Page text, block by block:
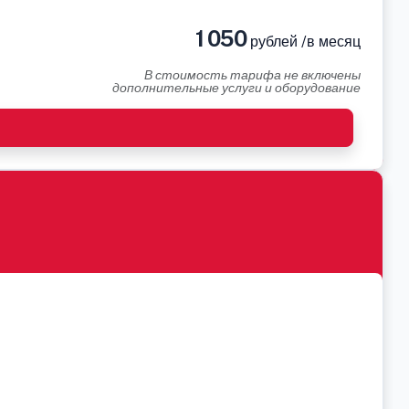
1 050рублей /в месяц
В стоимость тарифа не включены
дополнительные услуги и оборудование